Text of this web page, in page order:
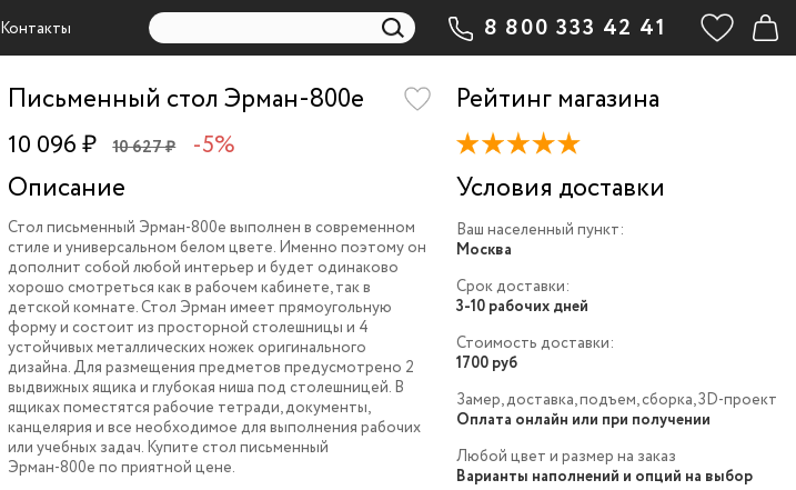
Контакты 8 800 333 42 41
Письменный стол Эрман-800e
10 096 ₽ 10 627 ₽ -5%
Описание
Стол письменный Эрман-800e выполнен в современном
стиле и универсальном белом цвете. Именно поэтому он
дополнит собой любой интерьер и будет одинаково
хорошо смотреться как в рабочем кабинете, так в
детской комнате. Стол Эрман имеет прямоугольную
форму и состоит из просторной столешницы и 4
устойчивых металлических ножек оригинального
дизайна. Для размещения предметов предусмотрено 2
выдвижных ящика и глубокая ниша под столешницей. В
ящиках поместятся рабочие тетради, документы,
канцелярия и все необходимое для выполнения рабочих
или учебных задач. Купите стол письменный
Эрман-800e по приятной цене.
Рейтинг магазина
Условия доставки
Ваш населенный пункт:
Москва
Срок доставки:
3-10 рабочих дней
Стоимость доставки:
1700 руб
Замер, доставка, подъем, сборка, 3D-проект
Оплата онлайн или при получении
Любой цвет и размер на заказ
Варианты наполнений и опций на выбор